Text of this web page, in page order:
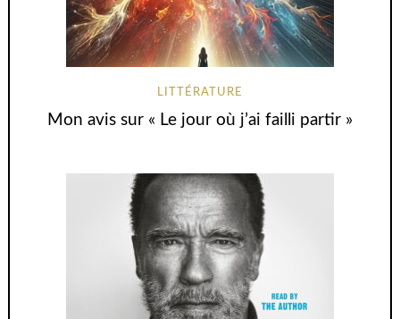
LITTÉRATURE
Mon avis sur « Le jour où j’ai failli partir »